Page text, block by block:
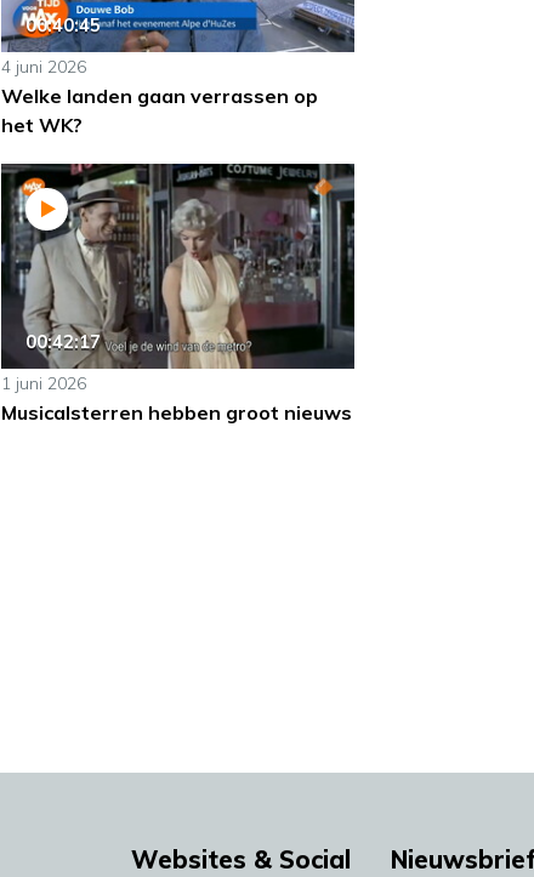
00:40:45
4 juni 2026
Welke landen gaan verrassen op
het WK?
00:42:17
1 juni 2026
Musicalsterren hebben groot nieuws
Websites & Social